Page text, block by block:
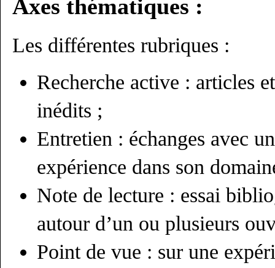
Axes thématiques :
Les différentes rubriques :
Recherche active : articles
inédits ;
Entretien : échanges avec
expérience dans son
Note de lecture : essai
autour d’un ou plusieurs
Point de vue : sur une